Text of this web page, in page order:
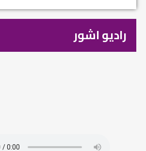
راديو اشور